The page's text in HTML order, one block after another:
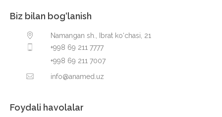
Biz bilan bog‘lanish
Namangan sh., Ibrat ko‘chasi, 21
+998 69 211 7777
+998 69 211 7007
info@anamed.uz
Foydali havolalar